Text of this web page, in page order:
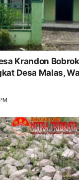
Krandon
Desa Malas,